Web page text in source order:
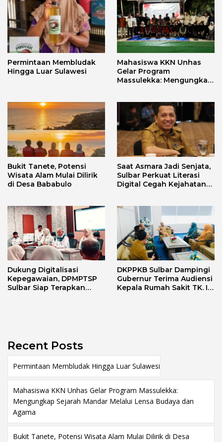
Permintaan Membludak
Hingga Luar Sulawesi
Mahasiswa KKN Unhas
Gelar Program
Massulekka: Mengungkap
Bukit Tanete, Potensi
Wisata Alam Mulai Dilirik
di Desa Bababulo
Saat Asmara Jadi Senjata,
Sulbar Perkuat Literasi
Digital Cegah Kejahatan
Dukung Digitalisasi
Kepegawaian, DPMPTSP
Sulbar Siap Terapkan
DKPPKB Sulbar Dampingi
Gubernur Terima Audiensi
Kepala Rumah Sakit TK. III
Recent Posts
Permintaan Membludak Hingga Luar Sulawesi
Mahasiswa KKN Unhas Gelar Program Massulekka:
Mengungkap Sejarah Mandar Melalui Lensa Budaya dan
Agama
Bukit Tanete, Potensi Wisata Alam Mulai Dilirik di Desa